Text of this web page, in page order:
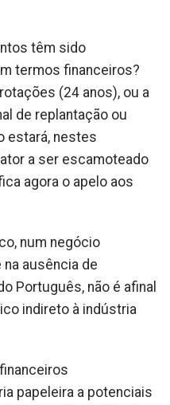
têm sido
termos financeiros?
(24 anos), ou a
de replantação ou
estará, nestes
a ser escamoteado
agora o apelo aos
num negócio
ausência de
Português, não é afinal
indireto à indústria
papeleira a potenciais